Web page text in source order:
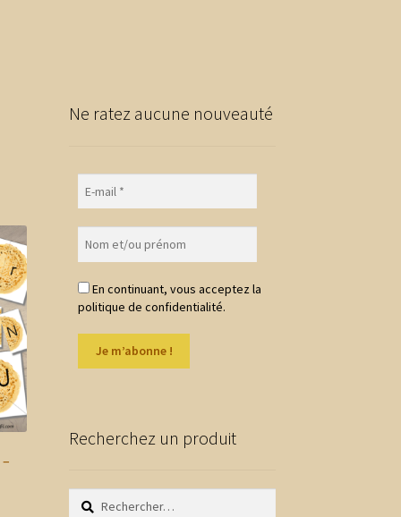
Ne ratez aucune nouveauté
En continuant, vous acceptez la
politique de confidentialité.
Recherchez un produit
Rechercher :